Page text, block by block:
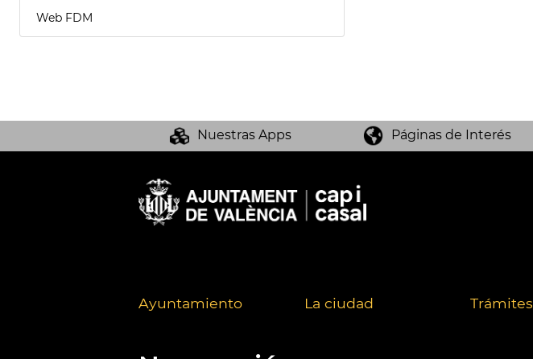
Web FDM
Nuestras Apps Páginas de Interés
Ayuntamiento La ciudad Trámites